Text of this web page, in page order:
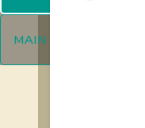
MAIN MENU